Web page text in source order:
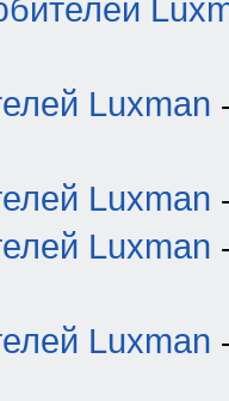
Luxman
Luxman
Luxman
Luxman